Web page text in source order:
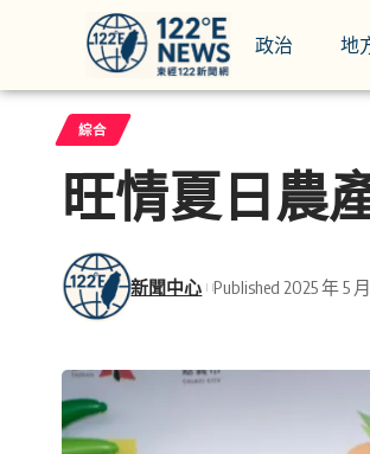
政治 地
綜合
旺情夏日農
新聞中心 Published 2025 年 5